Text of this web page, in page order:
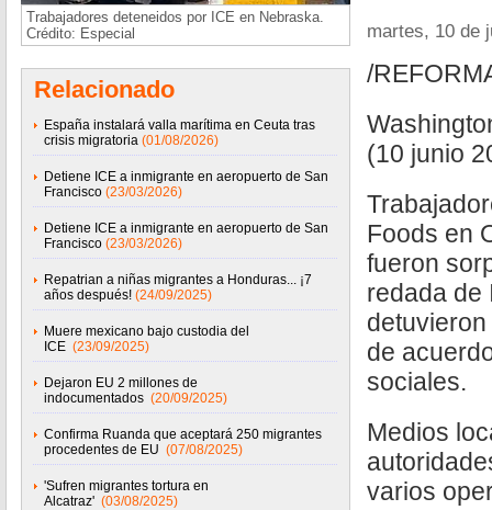
Trabajadores deteneidos por ICE en Nebraska.
Crédito: Especial
Relacionado
España instalará valla marítima en Ceuta tras
crisis migratoria (01/08/2026)
Detiene ICE a inmigrante en aeropuerto de San
Francisco (23/03/2026)
Detiene ICE a inmigrante en aeropuerto de San
Francisco (23/03/2026)
Repatrian a niñas migrantes a Honduras... ¡7
años después! (24/09/2025)
Muere mexicano bajo custodia del
ICE (23/09/2025)
Dejaron EU 2 millones de
indocumentados (20/09/2025)
Confirma Ruanda que aceptará 250 migrantes
procedentes de EU (07/08/2025)
'Sufren migrantes tortura en
Alcatraz' (03/08/2025)
martes, 10 de
/
(10 junio
Foods en
fueron
redada de
de
sociales.
Medios
varios